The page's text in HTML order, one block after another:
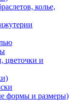
колье,
цветочки и
формы и размеры)